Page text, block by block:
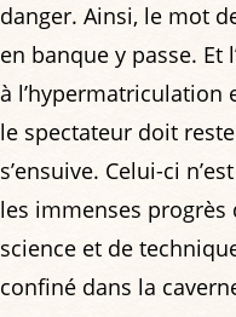
danger. Ainsi, le mot
en banque y passe. Et
à
le spectateur doit
s’ensuive. Celui-ci
les immenses progrès
science et de
confiné dans la